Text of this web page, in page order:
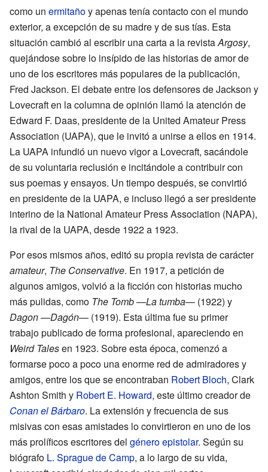
como un ermitañoy apenas tenía contacto con el mundo
exterior, a excepción de su madre y de sus tías. Esta
situación cambió al escribir una carta a la revistaArgosy,
quejándose sobre lo insípido de las historias de amor de
uno de los escritores más populares de la publicación,
Fred Jackson. El debate entre los defensores de Jackson y
Lovecraft en la columna de opinión llamó la atención de
Edward F. Daas, presidente de la United Amateur Press
Association (UAPA), que le invitó a unirse a ellos en 1914.
La UAPA infundió un nuevo vigor a Lovecraft, sacándole
de su voluntaria reclusión e incitándole a contribuir con
sus poemas y ensayos. Un tiempo después, se convirtió
en presidente de la UAPA, e incluso llegó a ser presidente
interino de la National Amateur Press Association (NAPA),
la rival de la UAPA, desde 1922 a 1923.
Por esos mismos años, editó su propia revista de carácter
amateur, The Conservative. En 1917, a petición de
algunos amigos, volvió a la ficción con historias mucho
más pulidas, como The Tomb—La tumba— (1922) y
Dagon—Dagón— (1919). Esta última fue su primer
trabajo publicado de forma profesional, apareciendo en
Weird Talesen 1923. Sobre esta época, comenzó a
formarse poco a poco una enorme red de admiradores y
amigos, entre los que se encontraban Robert Bloch, Clark
Ashton Smith y Robert E. Howard, este último creador de
Conan el Bárbaro. La extensión y frecuencia de sus
misivas con esas amistades lo convirtieron en uno de los
más prolíficos escritores del género epistolar. Según su
biógrafo L. Sprague de Camp, a lo largo de su vida,